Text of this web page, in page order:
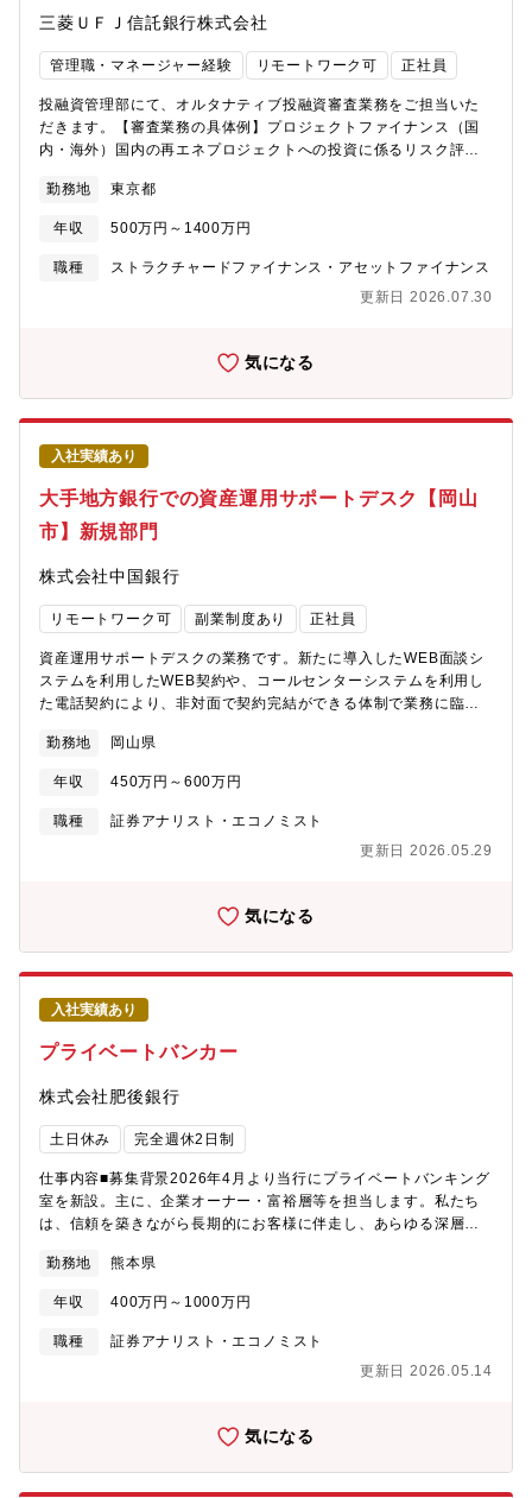
ております。
三菱ＵＦＪ信託銀行株式会社
管理職・マネージャー経験 リモートワーク可 正社員
投融資管理部にて、オルタナティブ投融資審査業務をご担当いた
だきます。【審査業務の具体例】プロジェクトファイナンス（国
内・海外）国内の再エネプロジェクトへの投資に係るリスク評価
るリスク評価マーケット動向の調査・分析投融資を行った案件の
モニタリング新領域投資開始時の仕組みづくり（投資内容に応じ
たリスク管理・リスク抑制策構築など）【業務経験のイメージ
（一例）と関連する業務スキル】・新規のオルタナファンド投資
スク・リターンを分析を行います。リスク管理の観点からフロン
こともあります。また、役員や役員参加の会議体で決裁を取るこ
とが多く、議論に耐えるロジック立てた分析資料を作成しま
す。・これらを通じて、インフラプロジェクトやファンド投資の
分析力、関係者との交渉・調整力、ロジック構築・説明力等の発
揮や向上を図ることができます。【組織構成】■投融資管理部：約
60名－オルタナティブ投融資チーム（9名）－課長1名、不動産4
名、インフラ4名【働き方】■在宅勤務（週２・３回の頻度で活用
されています）【募集背景】同社では資産運用業務を行ってお
り、これに関連したインフラプロジェクトやオルタナファンドに
い審査業務も増加しており、当該業務でご活躍いただける方を募
集します。【魅力】■当行は融資だけでなく、＜投資＞の審査にも
いち早く注力しており、最新の知識・経験を積んで頂ける環境で
査し、投資家・顧客の信頼を得ている事が強みです。
勤務地 東京都
年収 500万円～1400万円
職種
ストラクチャードファイナンス・アセットファイナンス
更新日 2026.07.30
気になる
入社実績あり
大手地方銀行での資産運用サポートデスク【岡山
市】新規部門
株式会社中国銀行
リモートワーク可 副業制度あり 正社員
資産運用サポートデスクの業務です。新たに導入したWEB面談シ
ステムを利用したWEB契約や、コールセンターシステムを利用し
た電話契約により、非対面で契約完結ができる体制で業務に臨ん
は、先進的でチャレンジングな取組みです。 【職務詳細】■預り
資産に関する各種問い合わせ、相談対応■WEB面談・コールによ
る資産運用、資産形成商品の各種提案、業務契約■既存顧客に対す
るアフターフォローおよび営業推進■新規顧客に対するNISAを中
リモート提案【資産運用サポートデスク】現在は、近隣5店舗のお
を対象に本格始動予定です。
勤務地 岡山県
年収 450万円～600万円
職種
証券アナリスト・エコノミスト
更新日 2026.05.29
気になる
入社実績あり
プライベートバンカー
株式会社肥後銀行
土日休み 完全週休2日制
仕事内容■募集背景2026年4月より当行にプライベートバンキング
室を新設。主に、企業オーナー・富裕層等を担当します。私たち
は、信頼を築きながら長期的にお客様に伴走し、あらゆる深層課
います。このビジョンを共有し、コミュニケーション能力を持つ
方を新たにチームにお迎えすることで、当社のプライベートバン
キングサービスをさらに強化していきたいと考えています。■職務
内容・担当するお客様へ、総合的なコンサルティングの実施（事
部署（税務・不動産・M&A、その他）と連携したソリューション
勤務地 熊本県
年収 400万円～1000万円
職種
証券アナリスト・エコノミスト
更新日 2026.05.14
気になる